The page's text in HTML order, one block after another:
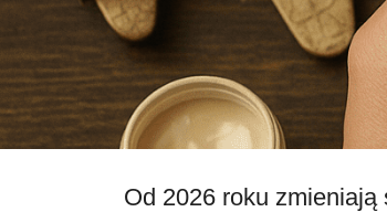
Od 2026 roku zmieniają